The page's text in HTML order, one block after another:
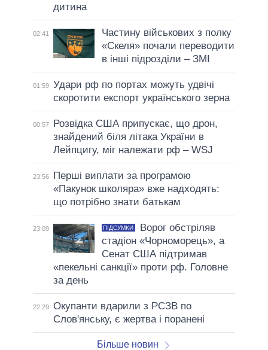
дитина
02:41
Частину військових з полку
«Скеля» почали переводити
в інші підрозділи – ЗМІ
01:59 Удари рф по портах можуть удвічі
скоротити експорт українського зерна
00:57
Розвідка США припускає, що дрон,
знайдений біля літака України в
Лейпцигу, міг належати рф – WSJ
23:56
Перші виплати за програмою
«Пакунок школяра» вже надходять:
що потрібно знати батькам
23:09 ПІДСУМКИ
Ворог обстріляв
стадіон «Чорноморець», а
Сенат США підтримав
«пекельні санкції» проти рф. Головне
за день
22:29 Окупанти вдарили з РСЗВ по
Слов'янську, є жертва і поранені
Більше новин